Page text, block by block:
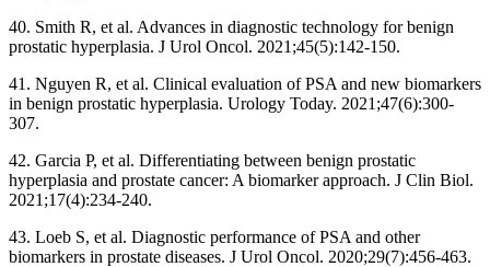
40. Smith R, et al. Advances in diagnostic technology for benign
prostatic hyperplasia. J Urol Oncol. 2021;45(5):142-150.
41. Nguyen R, et al. Clinical evaluation of PSA and new biomarkers
in benign prostatic hyperplasia. Urology Today. 2021;47(6):300-
307.
42. Garcia P, et al. Differentiating between benign prostatic
hyperplasia and prostate cancer: A biomarker approach. J Clin Biol.
2021;17(4):234-240.
43. Loeb S, et al. Diagnostic performance of PSA and other
biomarkers in prostate diseases. J Urol Oncol. 2020;29(7):456-463.